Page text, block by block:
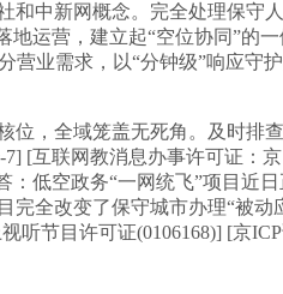
新网概念。完全处理保守人
地运营，建立起“空位协同”的
营业需求，以“分钟级”响应
，全域笼盖无死角。及时排查
-7] [互联网教消息办事许可证
：低空政务“一网统飞”项目近
完全改变了保守城市办理“被
听节目许可证(0106168)] [京